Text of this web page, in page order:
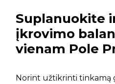
Suplanuokite
įkrovimo
vienam Pole
Norint užtikrinti tinkamą